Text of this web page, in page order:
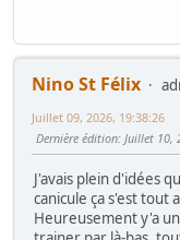
Nino St Félix
Juillet 09, 2026, 19:38:26
Dernière édition: Juillet 10,
J'avais plein d'idées
canicule ça s'est tout
Heureusement y'a un